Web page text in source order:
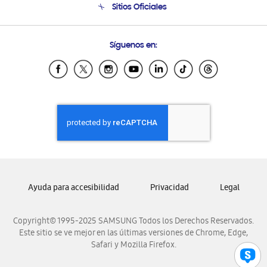
Condiciones de Compra
Soporte vía eMail
Sitios Oficiales
Samsung Ecuador
Samsung El Salvador
Samsung Honduras
Samsung Nicaragua
Samsung Panamá
Samsung Venezuela
Síguenos en:
Copyright© 1995-2025 SAMSUNG Todos los Derechos Reservados.
Este sitio se ve mejor en las últimas versiones de Chrome, Edge,
Safari y Mozilla Firefox.
Ayuda para accesibilidad Privacidad Legal